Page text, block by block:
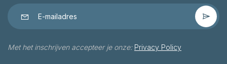
Met het inschrijven accepteer je onze: Privacy Policy